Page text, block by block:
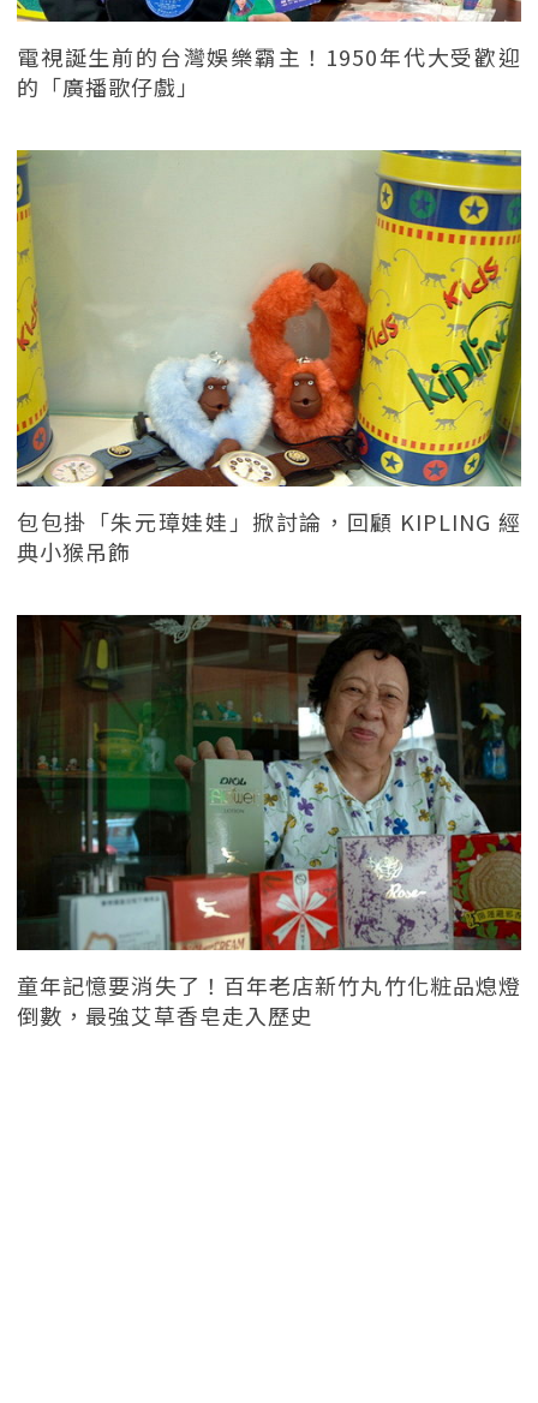
電視誕生前的台灣娛樂霸主！1950年代大受歡迎
的「廣播歌仔戲」
包包掛「朱元璋娃娃」掀討論，回顧 KIPLING 經
典小猴吊飾
童年記憶要消失了！百年老店新竹丸竹化粧品熄燈
倒數，最強艾草香皂走入歷史